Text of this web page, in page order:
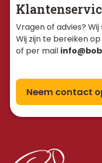
Vragen of advies?
Wij zijn te bereiken op
of per mail
Neem contact